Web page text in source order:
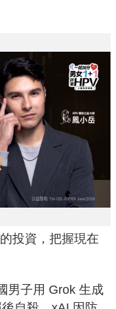
投資，把握現在
男子用 Grok 生成